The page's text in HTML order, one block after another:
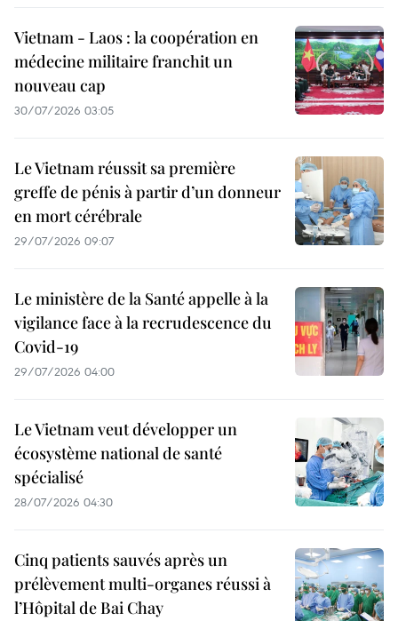
Vietnam - Laos : la coopération en
médecine militaire franchit un
nouveau cap
30/07/2026 03:05
Le Vietnam réussit sa première
greffe de pénis à partir d’un donneur
en mort cérébrale
29/07/2026 09:07
Le ministère de la Santé appelle à la
vigilance face à la recrudescence du
Covid-19
29/07/2026 04:00
Le Vietnam veut développer un
écosystème national de santé
spécialisé
28/07/2026 04:30
Cinq patients sauvés après un
prélèvement multi-organes réussi à
l’Hôpital de Bai Chay